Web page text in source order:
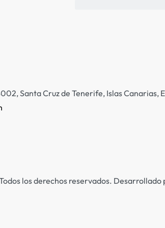
Santa Cruz de Tenerife, Islas Canarias,
los derechos reservados.